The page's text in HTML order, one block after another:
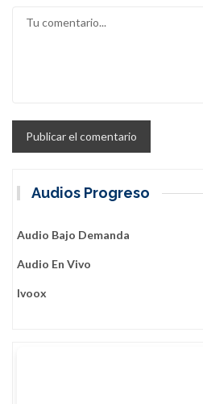
Audios Progreso
Audio Bajo Demanda
Audio En Vivo
Ivoox